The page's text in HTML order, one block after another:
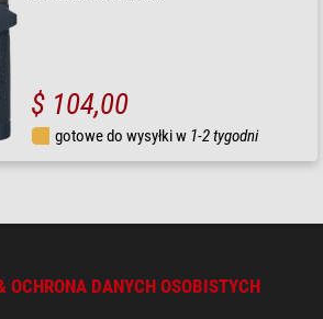
$ 104,00
gotowe do wysyłki w 1-2 tygodni
OCHRONA DANYCH OSOBISTYCH